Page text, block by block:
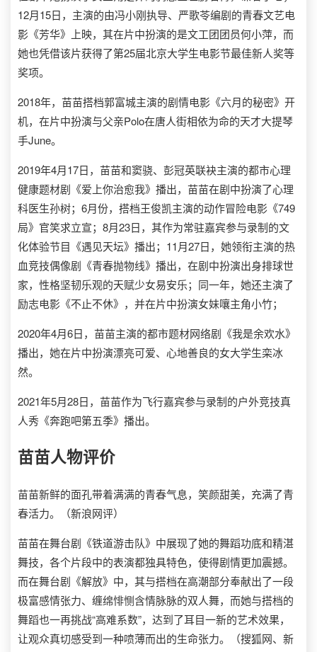
12月15日，主演的由冯小刚执导、严歌苓编剧的青春文艺电
影《芳华》上映，其在片中扮演的是文工团团员何小萍，而
她也凭借该片获得了第25届北京大学生电影节最佳新人奖等
奖项。
2018年，苗苗搭档郭富城主演的剧情电影《六月的秘密》开
机，在片中扮演与父亲Polo在唐人街相依为命的天才大提琴
手June。
2019年4月17日，苗苗和窦骁、彭冠英联袂主演的都市心理
健康题材剧《爱上你治愈我》播出，苗苗在剧中扮演了心理
科医生孙树；6月份，搭档王俊凯主演的动作冒险电影《749
局》官笑求立宣；8月23日，其作为常驻嘉宾参与录制的文
化体验节目《遇见天坛》播出；11月27日，她领衔主演的热
血竞技偶像剧《青春抛物线》播出，在剧中扮演出身排球世
家，性格坚韧乐观的天赋少女易安乐；同一年，她还主演了
励志电影《不止不休》，并在片中扮演女妹嚷主角小竹；
2020年4月6日，苗苗主演的都市题材网络剧《我是余欢水》
播出，她在片中扮演漂亮可爱、心地善良的女大学生栾冰
然。
2021年5月28日，苗苗作为飞行嘉宾参与录制的户外竞技真
人秀《奔跑吧第五季》播出。
苗苗人物评价
苗苗新鲜的面孔带着满满的青春气息，笑颜甜美，充满了青
春活力。（新浪网评）
苗苗在舞台剧《铁道游击队》中展现了她的舞蹈功底和精湛
舞技，各个片段中的表演都独具特色，使得剧情更加震撼。
而在舞台剧《解放》中，其与搭档在高潮部分奉献出了一段
极富感情张力、缠绵悱恻含情脉脉的双人舞，而她与搭档的
舞蹈也一再挑战“高难系数”，达到了耳目一新的艺术效果，
让观众真切感受到一种喷薄而出的生命张力。（搜狐网、新